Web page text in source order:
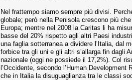
Nel frattempo siamo sempre più divisi.
globale; però nella Penisola crescono più
Europa; mentre nel 2008 la Caritas li ha
basse del 20% rispetto agli altri Paesi
una faglia sotterranea a dividere l’Italia, dal
forbice tra gli uni e gli altri s’allarga fin dagli
nazionale (oggi ne possiede il 17,2%). Col
l’Occidente, secondo l’Human
che in Italia la disuguaglianza tra le classi